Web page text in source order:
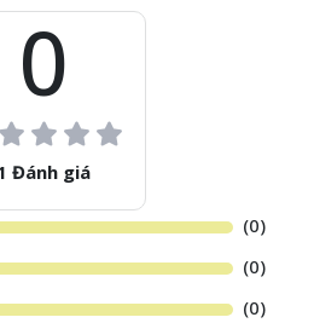
0
Đánh giá
(0)
(0)
(0)